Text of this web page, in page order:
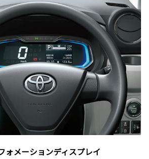
ォメーションディスプレイ